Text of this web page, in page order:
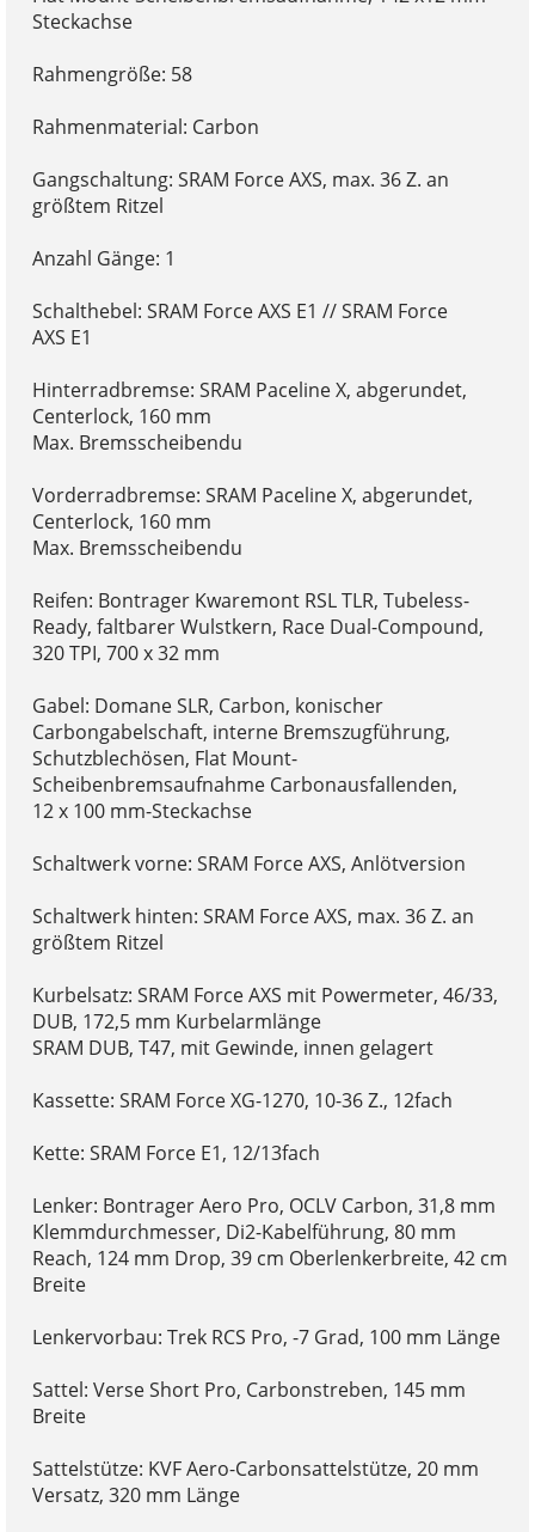
Steckachse
Rahmengröße: 58
Rahmenmaterial: Carbon
Gangschaltung: SRAM Force AXS, max. 36 Z. an
größtem Ritzel
Anzahl Gänge: 1
Schalthebel: SRAM Force AXS E1 // SRAM Force
AXS E1
Hinterradbremse: SRAM Paceline X, abgerundet,
Centerlock, 160 mm
Max. Bremsscheibendu
Vorderradbremse: SRAM Paceline X, abgerundet,
Centerlock, 160 mm
Max. Bremsscheibendu
Reifen: Bontrager Kwaremont RSL TLR, Tubeless-
Ready, faltbarer Wulstkern, Race Dual-Compound,
320 TPI, 700 x 32 mm
Gabel: Domane SLR, Carbon, konischer
Carbongabelschaft, interne Bremszugführung,
Schutzblechösen, Flat Mount-
Scheibenbremsaufnahme Carbonausfallenden,
12 x 100 mm-Steckachse
Schaltwerk vorne: SRAM Force AXS, Anlötversion
Schaltwerk hinten: SRAM Force AXS, max. 36 Z. an
größtem Ritzel
Kurbelsatz: SRAM Force AXS mit Powermeter, 46/33,
DUB, 172,5 mm Kurbelarmlänge
SRAM DUB, T47, mit Gewinde, innen gelagert
Kassette: SRAM Force XG-1270, 10-36 Z., 12fach
Kette: SRAM Force E1, 12/13fach
Lenker: Bontrager Aero Pro, OCLV Carbon, 31,8 mm
Klemmdurchmesser, Di2-Kabelführung, 80 mm
Reach, 124 mm Drop, 39 cm Oberlenkerbreite, 42 cm
Breite
Lenkervorbau: Trek RCS Pro, -7 Grad, 100 mm Länge
Sattel: Verse Short Pro, Carbonstreben, 145 mm
Breite
Sattelstütze: KVF Aero-Carbonsattelstütze, 20 mm
Versatz, 320 mm Länge